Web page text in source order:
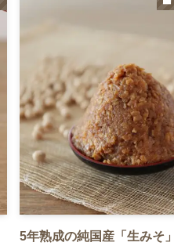
5年熟成の純国産「生みそ